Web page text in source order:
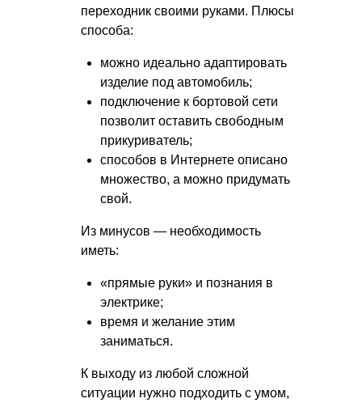
переходник своими руками. Плюсы
способа:
можно идеально адаптировать
изделие под автомобиль;
подключение к бортовой сети
позволит оставить свободным
прикуриватель;
способов в Интернете описано
множество, а можно придумать
свой.
Из минусов — необходимость
иметь:
«прямые руки» и познания в
электрике;
время и желание этим
заниматься.
К выходу из любой сложной
ситуации нужно подходить с умом,